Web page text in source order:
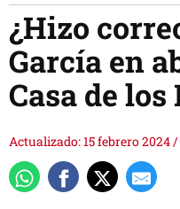
¿Hizo
García en
Casa de los
Actualizado: 15 febrero 2024/